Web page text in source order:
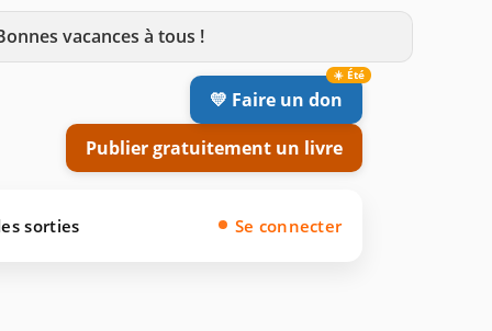
vacances à tous !
💛 Faire un don
Publier gratuitement un livre
sorties Se connecter